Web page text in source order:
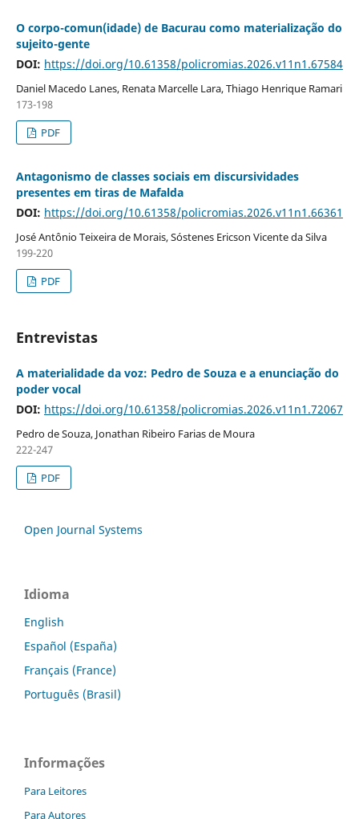
O corpo-comun(idade) de Bacurau como materialização do
sujeito-gente
DOI: https://doi.org/10.61358/policromias.2026.v11n1.67584
Daniel Macedo Lanes, Renata Marcelle Lara, Thiago Henrique Ramari
173-198
PDF
Antagonismo de classes sociais em discursividades
presentes em tiras de Mafalda
DOI: https://doi.org/10.61358/policromias.2026.v11n1.66361
José Antônio Teixeira de Morais, Sóstenes Ericson Vicente da Silva
199-220
PDF
Entrevistas
A materialidade da voz: Pedro de Souza e a enunciação do
poder vocal
DOI: https://doi.org/10.61358/policromias.2026.v11n1.72067
Pedro de Souza, Jonathan Ribeiro Farias de Moura
222-247
PDF
Open Journal Systems
Idioma
English
Español (España)
Français (France)
Português (Brasil)
Informações
Para Leitores
Para Autores